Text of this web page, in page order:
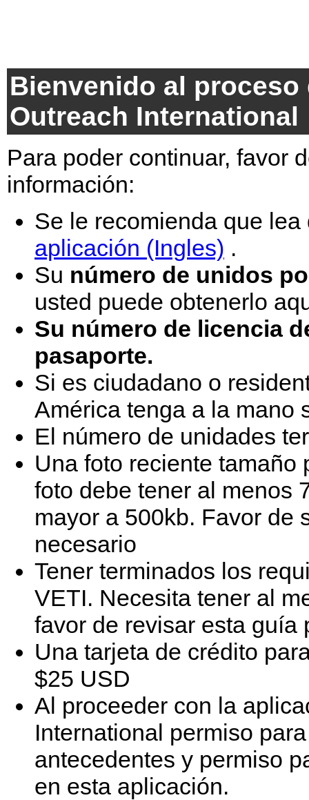
Bienvenido al
Outreach International
Para poder continuar, favor
información:
Se le recomienda que
aplicación (Ingles) .
Su número de unidos
usted puede obtenerlo
Su número de licencia
pasaporte.
Si es ciudadano o
América tenga a la mano
El número de unidades
Una foto reciente
foto debe tener al menos
mayor a 500kb. Favor de
necesario
Tener terminados los
VETI. Necesita tener al
favor de revisar esta
Una tarjeta de crédito
$25 USD
Al proceeder con la
International permiso
antecedentes y permiso
en esta aplicación.